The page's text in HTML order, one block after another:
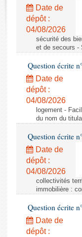
Rapports législatifs
Rapports sur
Baromètre de
Dossiers législatifs
Budget et sécurité
Questions écrites
Comptes rendus
Date de
dépôt :
04/08/2026
sécurité des
et de secours -
Question écrite
Date de
dépôt :
04/08/2026
logement -
du nom du
Question écrite
Date de
dépôt :
04/08/2026
collectivités
immobilière :
Question écrite
Date de
dépôt :